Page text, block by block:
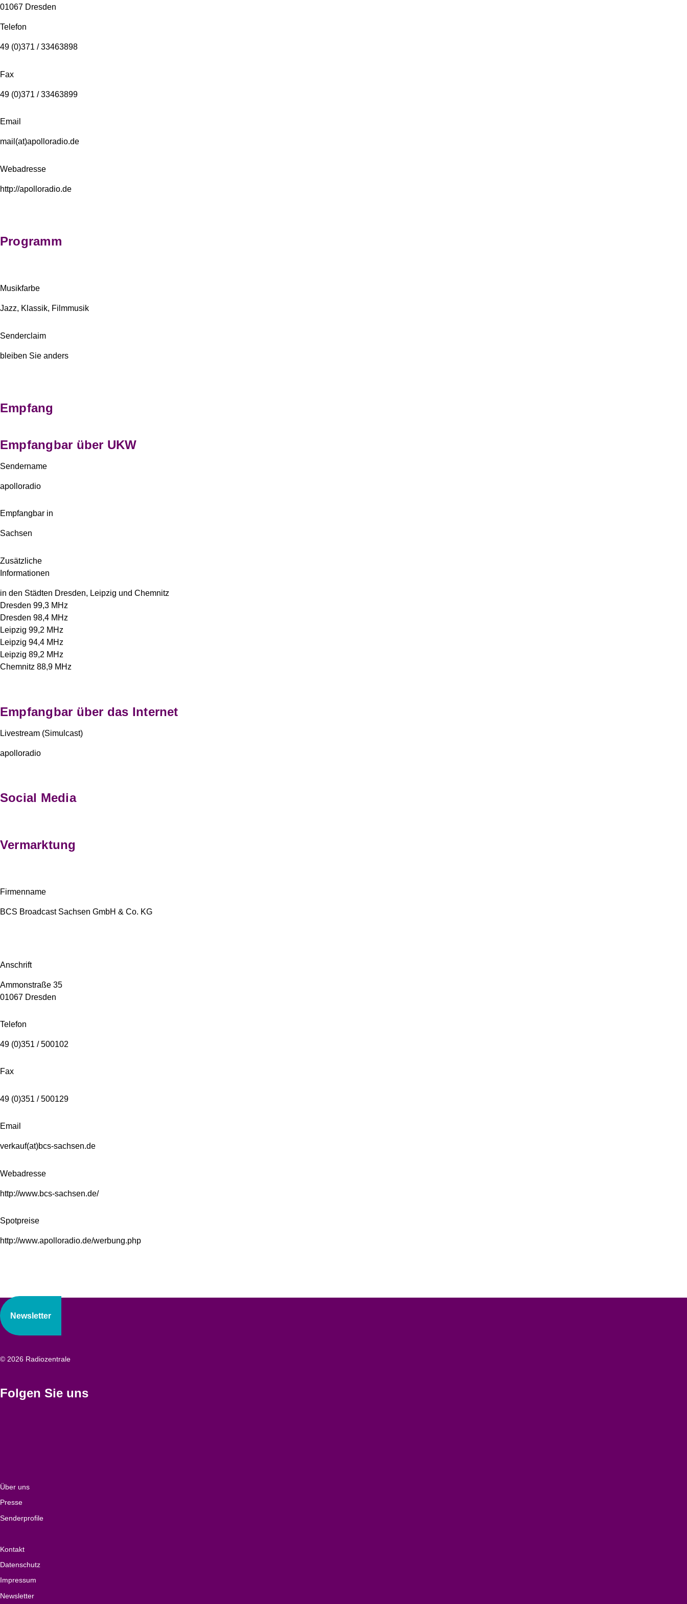
01067 Dresden
Telefon
49 (0)371 / 33463898
Fax
49 (0)371 / 33463899
Email
mail(at)apolloradio.de
Webadresse
http://apolloradio.de
Programm
Musikfarbe
Jazz, Klassik, Filmmusik
Senderclaim
bleiben Sie anders
Empfang
Empfangbar über UKW
Sendername
apolloradio
Empfangbar in
Sachsen
Zusätzliche
Informationen
in den Städten Dresden, Leipzig und Chemnitz
Dresden 99,3 MHz
Dresden 98,4 MHz
Leipzig 99,2 MHz
Leipzig 94,4 MHz
Leipzig 89,2 MHz
Chemnitz 88,9 MHz
Empfangbar über das Internet
Livestream (Simulcast)
apolloradio
Social Media
Vermarktung
Firmenname
BCS Broadcast Sachsen GmbH & Co. KG
Anschrift
Ammonstraße 35
01067 Dresden
Telefon
49 (0)351 / 500102
Fax
49 (0)351 / 500129
Email
verkauf(at)bcs-sachsen.de
Webadresse
http://www.bcs-sachsen.de/
Spotpreise
http://www.apolloradio.de/werbung.php
Newsletter
© 2026 Radiozentrale
Folgen Sie uns
Über uns
Presse
Senderprofile
Kontakt
Datenschutz
Impressum
Newsletter